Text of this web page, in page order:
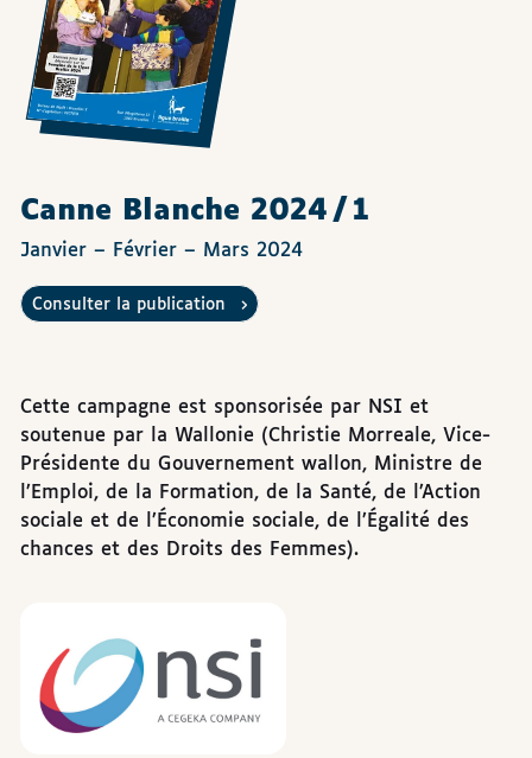
Canne Blanche 2024 / 1
Janvier – Février – Mars 2024
Consulter la publication
Cette campagne est sponsorisée par NSI et
soutenue par la Wallonie (Christie Morreale, Vice-
Présidente du Gouvernement wallon, Ministre de
l’Emploi, de la Formation, de la Santé, de l’Action
sociale et de l’Économie sociale, de l’Égalité des
chances et des Droits des Femmes).